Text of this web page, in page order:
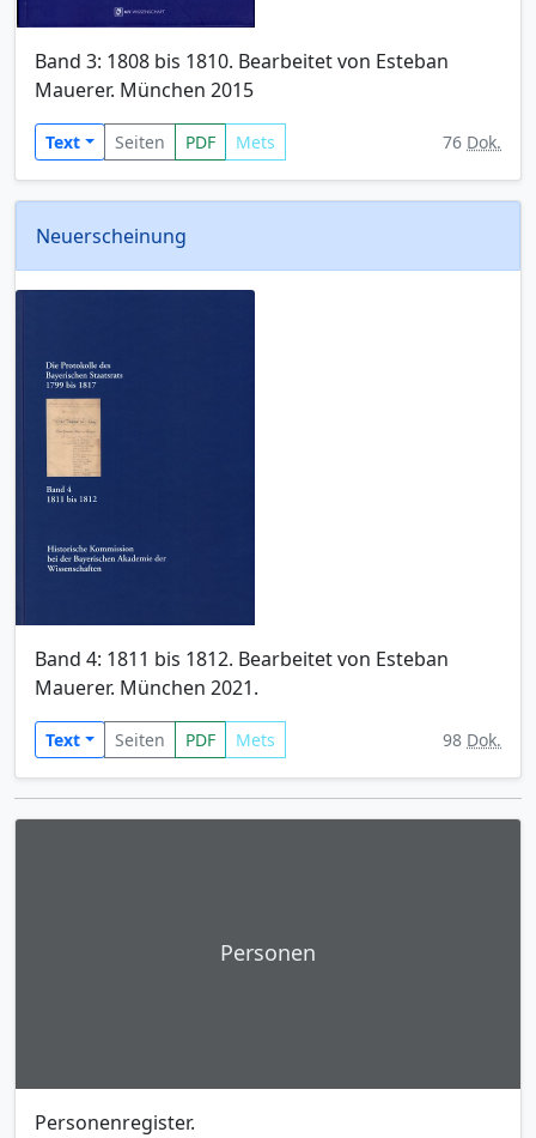
Band 3: 1808 bis 1810. Bearbeitet von Esteban
Mauerer. München 2015
Text Seiten PDF Mets 76 Dok.
Neuerscheinung
Band 4: 1811 bis 1812. Bearbeitet von Esteban
Mauerer. München 2021.
Text Seiten PDF Mets 98 Dok.
Personen
Personenregister.